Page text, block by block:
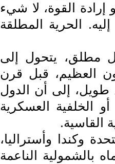
إرادة القوة، لا شيء
الحرية المطلقة
مطلق، يتحول إلى
العظيم، قبل قرن
طويل، إلى أن الدول
الخلفية العسكرية
القاسية.
وكندا وأستراليا،
بالشمولية الناعمة